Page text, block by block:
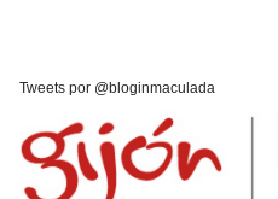
Tweets por @bloginmaculada